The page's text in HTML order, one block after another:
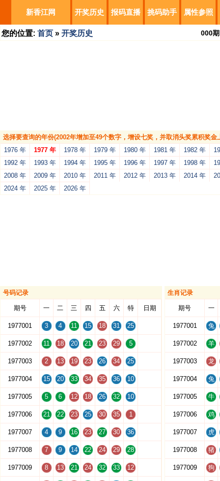
新香江网 开奖历史 报码直播 挑码助手 属性参照
您的位置: 首页 » 开奖历史 000期
选择要查询的年份(2002年增加至49个数字，增设七奖，并取消头奖累积奖
1976 年
1977 年 1978 年 1979 年 1980 年 1981 年 1982 年
1992 年
1993 年 1994 年 1995 年 1996 年 1997 年 1998 年
2008 年
2009 年 2010 年 2011 年 2012 年 2013 年 2014 年
2024 年
2025 年 2026 年
号码记录
期号 一 二 三 四 五 六 特 日期
1977001 3 4 11 15 18 31 25
1977002 11 18 20 21 23 29 5
1977003 2 13 19 23 26 34 25
1977004 15 20 33 34 35 36 10
1977005 5 6 12 18 26 32 10
1977006 21 22 23 25 30 35 1
1977007 4 9 16 23 27 30 36
1977008 7 9 14 22 24 29 28
1977009 8 13 21 24 32 33 12
生肖记录
期号 一
1977001 兔
1977002 羊
1977003 龙
1977004 兔
1977005 牛
1977006 鸡
1977007 虎
1977008 猪
1977009 狗